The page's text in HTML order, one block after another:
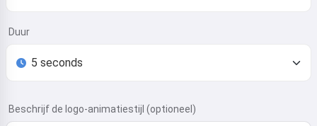
Duur
Beschrijf de logo-animatiestijl (optioneel)